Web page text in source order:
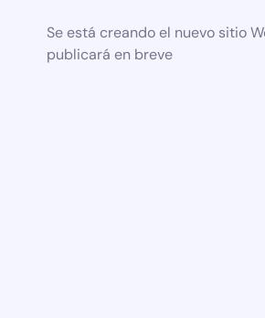
Se está creando el nuevo sitio
publicará en breve